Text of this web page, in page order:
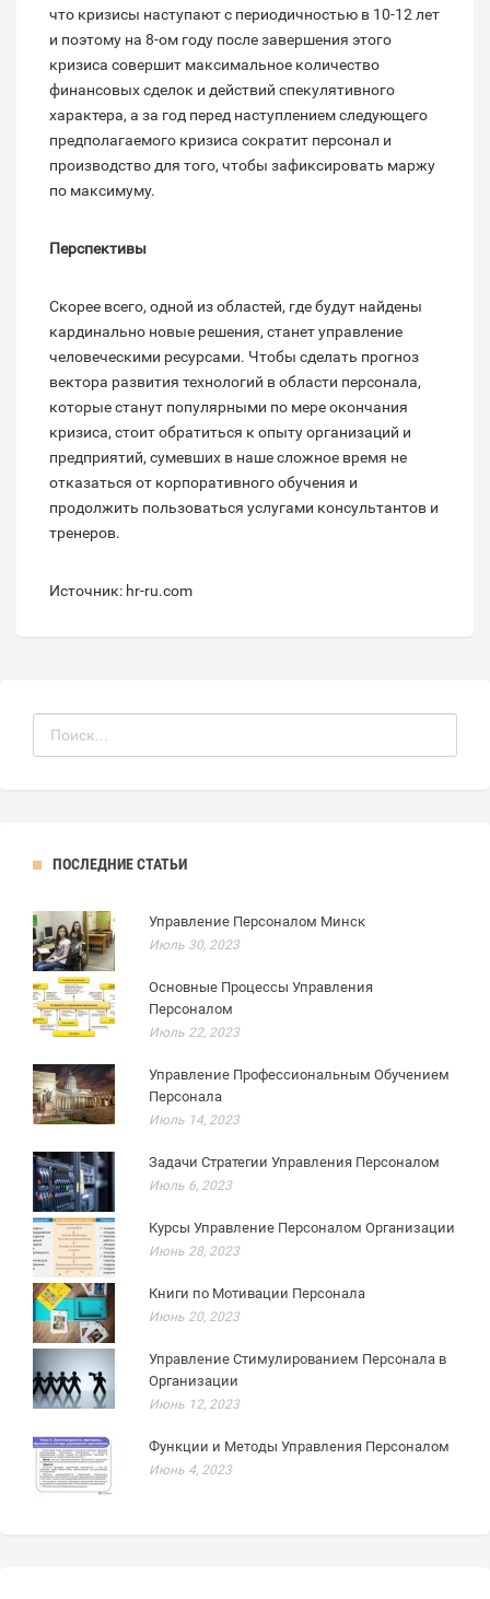
что кризисы наступают с периодичностью в 10-12 лет
и поэтому на 8-ом году после завершения этого
кризиса совершит максимальное количество
финансовых сделок и действий спекулятивного
характера, а за год перед наступлением следующего
предполагаемого кризиса сократит персонал и
производство для того, чтобы зафиксировать маржу
по максимуму.
Перспективы
Скорее всего, одной из областей, где будут найдены
кардинально новые решения, станет управление
человеческими ресурсами. Чтобы сделать прогноз
вектора развития технологий в области персонала,
которые станут популярными по мере окончания
кризиса, стоит обратиться к опыту организаций и
предприятий, сумевших в наше сложное время не
отказаться от корпоративного обучения и
продолжить пользоваться услугами консультантов и
тренеров.
Источник: hr-ru.com
ПОСЛЕДНИЕ СТАТЬИ
Управление Персоналом Минск
Июль 30, 2023
Основные Процессы Управления
Персоналом
Июль 22, 2023
Управление Профессиональным Обучением
Персонала
Июль 14, 2023
Задачи Стратегии Управления Персоналом
Июль 6, 2023
Курсы Управление Персоналом Организации
Июнь 28, 2023
Книги по Мотивации Персонала
Июнь 20, 2023
Управление Стимулированием Персонала в
Организации
Июнь 12, 2023
Функции и Методы Управления Персоналом
Июнь 4, 2023